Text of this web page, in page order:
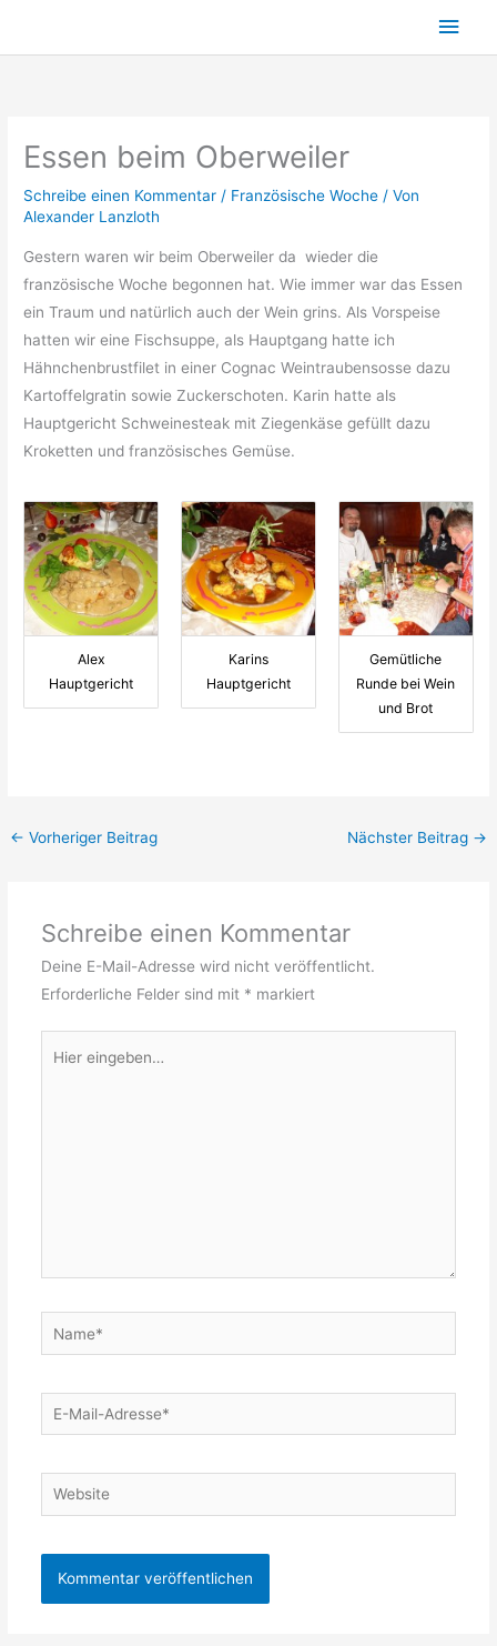
Essen beim Oberweiler
Schreibe einen Kommentar / Französische Woche / Von
Alexander Lanzloth
Gestern waren wir beim Oberweiler da wieder die
französische Woche begonnen hat. Wie immer war das Essen
ein Traum und natürlich auch der Wein grins. Als Vorspeise
hatten wir eine Fischsuppe, als Hauptgang hatte ich
Hähnchenbrustfilet in einer Cognac Weintraubensosse dazu
Kartoffelgratin sowie Zuckerschoten. Karin hatte als
Hauptgericht Schweinesteak mit Ziegenkäse gefüllt dazu
Kroketten und französisches Gemüse.
Alex
Hauptgericht
Karins
Hauptgericht
Gemütliche
Runde bei Wein
und Brot
← Vorheriger Beitrag Nächster Beitrag →
Schreibe einen Kommentar
Deine E-Mail-Adresse wird nicht veröffentlicht.
Erforderliche Felder sind mit * markiert
eingeben…
Name*
E-
Mail-
Website